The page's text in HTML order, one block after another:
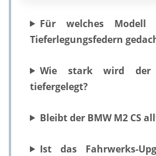
Für welches
Tieferlegungsfedern
Wie stark wird der
tiefergelegt?
Bleibt der BMW M2 CS
Ist das Fahrwerks-